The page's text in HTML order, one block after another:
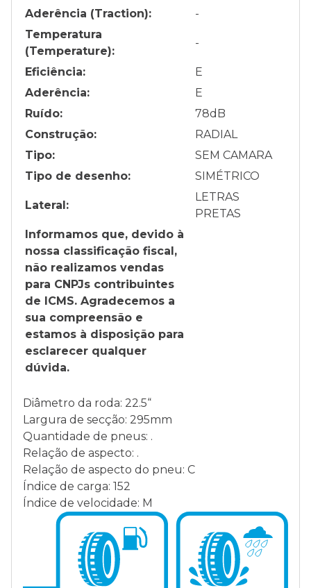
Aderência (Traction):
-
Temperatura
(Temperature):
-
Eficiência:
E
Aderência:
E
Ruído:
78dB
Construção:
RADIAL
Tipo:
SEM CAMARA
Tipo de desenho:
SIMÉTRICO
Lateral:
LETRAS
PRETAS
Informamos que, devido à
nossa classificação fiscal,
não realizamos vendas
para CNPJs contribuintes
de ICMS. Agradecemos a
sua compreensão e
estamos à disposição para
esclarecer qualquer
dúvida.
Diâmetro da roda: 22.5“
Largura de secção: 295mm
Quantidade de pneus: .
Relação de aspecto: .
Relação de aspecto do pneu: C
Índice de carga: 152
Índice de velocidade: M